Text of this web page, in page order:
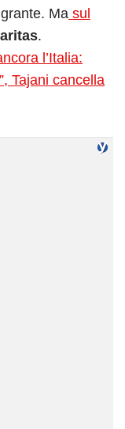
Ma sul
.
l’Italia:
Tajani cancella